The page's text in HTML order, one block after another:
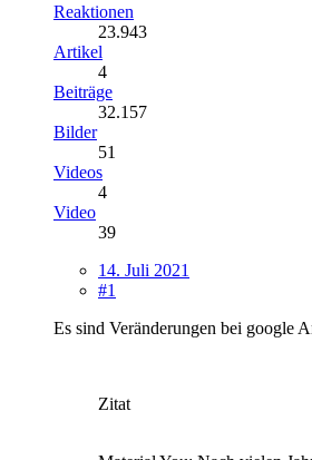
Reaktionen
23.943
Artikel
4
Beiträge
32.157
Bilder
51
Videos
4
Video
39
14. Juli 2021
#1
Es sind Veränderungen bei google
Zitat